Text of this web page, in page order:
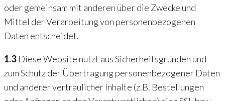
oder gemeinsam mit anderen über die Zwecke und
Mittel der Verarbeitung von personenbezogenen
Daten entscheidet.
1.3Diese Website nutzt aus Sicherheitsgründen und
zum Schutz der Übertragung personenbezogener Daten
und anderer vertraulicher Inhalte (z.B. Bestellungen